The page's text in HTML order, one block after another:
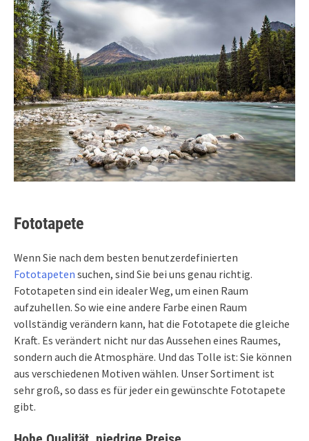
Fototapete
Wenn Sie nach dem besten benutzerdefinierten
Fototapeten suchen, sind Sie bei uns genau richtig.
Fototapeten sind ein idealer Weg, um einen Raum
aufzuhellen. So wie eine andere Farbe einen Raum
vollständig verändern kann, hat die Fototapete die gleiche
Kraft. Es verändert nicht nur das Aussehen eines Raumes,
sondern auch die Atmosphäre. Und das Tolle ist: Sie können
aus verschiedenen Motiven wählen. Unser Sortiment ist
sehr groß, so dass es für jeder ein gewünschte Fototapete
gibt.